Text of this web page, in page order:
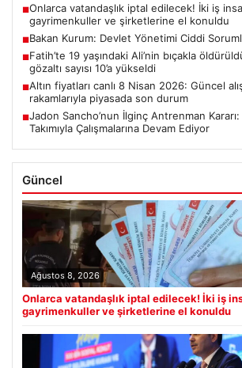
■Onlarca vatandaşlık iptal edilecek! İki iş
gayrimenkuller ve şirketlerine el konuldu
■Bakan Kurum: Devlet Yönetimi Ciddi
■Fatih’te 19 yaşındaki Ali’nin bıçakla
gözaltı sayısı 10’a yükseldi
■Altın fiyatları canlı 8 Nisan 2026: Güncel
rakamlarıyla piyasada son durum
■Jadon Sancho’nun İlginç Antrenman
Takımıyla Çalışmalarına Devam Ediyor
Güncel
Ağustos 8, 2026
Onlarca vatandaşlık iptal edilecek! İki iş
gayrimenkuller ve şirketlerine el konuldu